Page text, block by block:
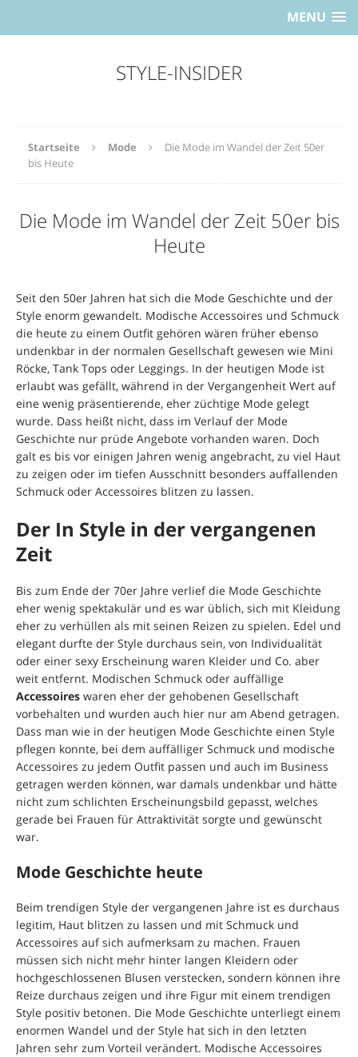
MENU
STYLE-INSIDER
Startseite Mode
Die Mode im Wandel der Zeit 50er
bis Heute
Die Mode im Wandel der Zeit 50er bis
Heute
Seit den 50er Jahren hat sich die Mode Geschichte und der
Style enorm gewandelt. Modische Accessoires und Schmuck
die heute zu einem Outfit gehören wären früher ebenso
undenkbar in der normalen Gesellschaft gewesen wie Mini
Röcke, Tank Tops oder Leggings. In der heutigen Mode ist
erlaubt was gefällt, während in der Vergangenheit Wert auf
eine wenig präsentierende, eher züchtige Mode gelegt
wurde. Dass heißt nicht, dass im Verlauf der Mode
Geschichte nur prüde Angebote vorhanden waren. Doch
galt es bis vor einigen Jahren wenig angebracht, zu viel Haut
zu zeigen oder im tiefen Ausschnitt besonders auffallenden
Schmuck oder Accessoires blitzen zu lassen.
Der In Style in der vergangenen
Zeit
Bis zum Ende der 70er Jahre verlief die Mode Geschichte
eher wenig spektakulär und es war üblich, sich mit Kleidung
eher zu verhüllen als mit seinen Reizen zu spielen. Edel und
elegant durfte der Style durchaus sein, von Individualität
oder einer sexy Erscheinung waren Kleider und Co. aber
weit entfernt. Modischen Schmuck oder auffällige
Accessoires waren eher der gehobenen Gesellschaft
vorbehalten und wurden auch hier nur am Abend getragen.
Dass man wie in der heutigen Mode Geschichte einen Style
pflegen konnte, bei dem auffälliger Schmuck und modische
Accessoires zu jedem Outfit passen und auch im Business
getragen werden können, war damals undenkbar und hätte
nicht zum schlichten Erscheinungsbild gepasst, welches
gerade bei Frauen für Attraktivität sorgte und gewünscht
war.
Mode Geschichte heute
Beim trendigen Style der vergangenen Jahre ist es durchaus
legitim, Haut blitzen zu lassen und mit Schmuck und
Accessoires auf sich aufmerksam zu machen. Frauen
müssen sich nicht mehr hinter langen Kleidern oder
hochgeschlossenen Blusen verstecken, sondern können ihre
Reize durchaus zeigen und ihre Figur mit einem trendigen
Style positiv betonen. Die Mode Geschichte unterliegt einem
enormen Wandel und der Style hat sich in den letzten
Jahren sehr zum Vorteil verändert. Modische Accessoires